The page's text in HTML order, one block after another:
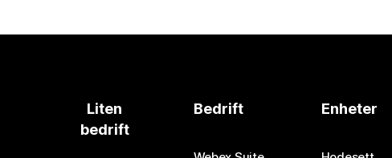
Liten
bedrift
Bedrift Enheter